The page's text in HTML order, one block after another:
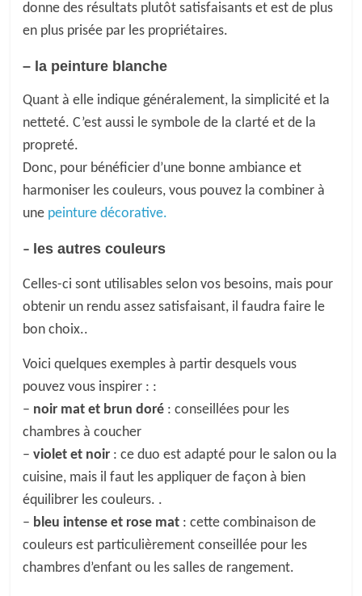
donne des résultats plutôtsatisfaisants et est de plus
en plus prisée par les propriétaires.
– la peinture blanche
Quant à elle indique généralement, la simplicité et la
netteté. C’est aussi le symbole de la clarté et de la
propreté.
Donc, pour bénéficier d’une bonneambianceet
harmoniser les couleurs,vous pouvez la combiner à
une peinture décorative.
– les autres couleurs
Celles-ci sont utilisables selon vos besoins, mais pour
obtenir un rendu assez satisfaisant, il faudra faire le
bon choix..
Voici quelques exemples à partir desquels vous
pouvez vous inspirer : :
– noir mat et brun doré : conseillées pour les
chambres à coucher
–violet et noir : ce duo est adapté pour le salon ou la
cuisine, mais il faut les appliquer de façon à bien
équilibrer les couleurs. .
– bleu intense et rose mat : cette combinaison de
couleurs est particulièrement conseillée pour les
chambres d’enfant ou les salles de rangement.